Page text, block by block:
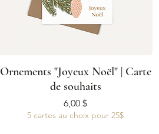
Ornements "Joyeux Noël" | Carte
de souhaits
Prix
6,00 $
5 cartes au choix pour 25$